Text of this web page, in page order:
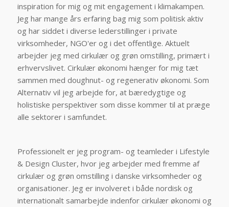
inspiration for mig og mit engagement i klimakampen.
Jeg har mange års erfaring bag mig som politisk aktiv
og har siddet i diverse lederstillinger i private
virksomheder, NGO'er og i det offentlige. Aktuelt
arbejder jeg med cirkulær og grøn omstilling, primært i
erhvervslivet. Cirkulær økonomi hænger for mig tæt
sammen med doughnut- og regenerativ økonomi. Som
Alternativ vil jeg arbejde for, at bæredygtige og
holistiske perspektiver som disse kommer til at præge
alle sektorer i samfundet.
Professionelt er jeg program- og teamleder i Lifestyle
& Design Cluster, hvor jeg arbejder med fremme af
cirkulær og grøn omstilling i danske virksomheder og
organisationer. Jeg er involveret i både nordisk og
internationalt samarbejde indenfor cirkulær økonomi og